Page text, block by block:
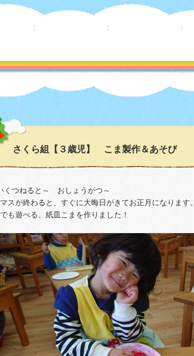
さくら組【３歳児】 こま製作＆あそび
くつねると～ おしょうがつ～
スが終わると、すぐに大晦日がきてお正月になります。
も遊べる、紙皿こまを作りました！